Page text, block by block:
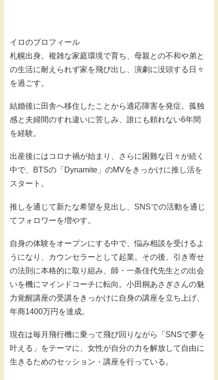
イロのプロフィール
札幌出身。複雑な家庭環境で育ち、母親との不和や弟と
の生活に耐えられず家を飛び出し、演劇に没頭する日々
を過ごす。
結婚後に田舎へ移住したことから適応障害を発症。孤独
感と夫婦間のすれ違いに苦しみ、誰にも頼れない6年間
を経験。
出産後にはコロナ禍が始まり、さらに困難な日々が続く
中で、BTSの「Dynamite」のMVをきっかけに推し活を
スタート。
推しを通じて新たな希望を見出し、SNSでの活動を通じ
てフォロワーを増やす。
自身の体験をオープンにする中で、悩み相談を受けるよ
うになり、カウンセラーとして起業。その後、引き寄せ
の法則に本格的に取り組み、師・一条佳代先生との出会
いを機にマインドコーチに転向。小田桐あさぎさんの魅
力覚醒講座の受講をきっかけに自身の講座を立ち上げ、
年商1400万円を達成。
現在は毎月飛行機に乗って飛び回りながら「SNSで夢を
叶える」をテーマに、女性が自分の力を解放して自由に
生きるためのセッション・講座を行っている。